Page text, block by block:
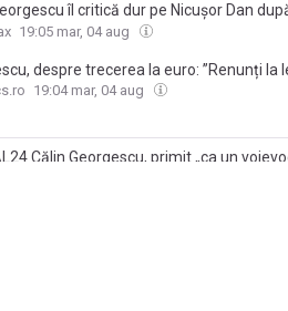
îl critică dur pe Nicușor Dan
la Leu, renunți la suveranitate. Păstrăm
19:05 mar, 04 aug
despre trecerea la euro: ”Renunți la
19:04 mar, 04 aug
Călin Georgescu, primit „ca un